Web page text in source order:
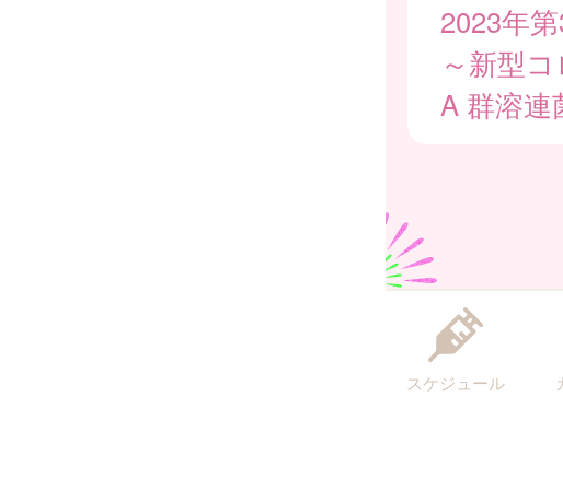
2023年
～新型
A 群溶連
スケジュール